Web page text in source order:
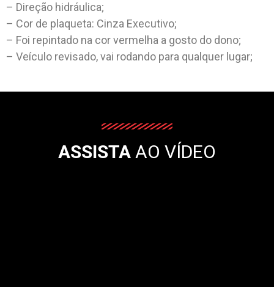
– Direção hidráulica;
– Cor de plaqueta: Cinza Executivo;
– Foi repintado na cor vermelha a gosto do dono;
– Veículo revisado, vai rodando para qualquer lugar;
ASSISTA AO VÍDEO